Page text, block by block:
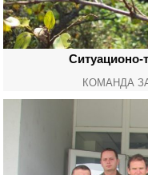
Ситуационо-
КОМАНДА